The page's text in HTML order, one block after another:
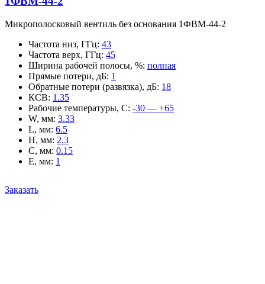
Микрополосковый вентиль без основания 1ФВМ-44-2
Частота низ, ГГц: 43
Частота верх, ГГц: 45
Ширина рабочей полосы, %: полная
Прямые потери, дБ: 1
Обратные потери (развязка), дБ: 18
КСВ: 1.35
Рабочие температуры, С: -30 — +65
W, мм: 3.33
L, мм: 6.5
H, мм: 2.3
C, мм: 0.15
E, мм: 1
Заказать